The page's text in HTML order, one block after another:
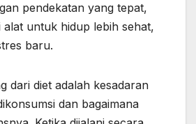
pendekatan yang tepat,
alat untuk hidup lebih sehat,
baru.
dari diet adalah kesadaran
dan bagaimana